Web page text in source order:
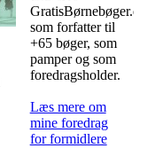
GratisBørnebøger.dk,
som forfatter til
+65 bøger, som
pamper og som
foredragsholder.
Læs mere om
mine foredrag
for formidlere